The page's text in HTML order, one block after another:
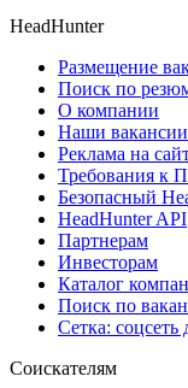
HeadHunter
Размещение
Поиск по
О компании
Наши вакансии
Реклама на
Требования к
Безопасный
HeadHunter API
Партнерам
Инвесторам
Каталог
Поиск по
Сетка: соцсеть
Соискателям